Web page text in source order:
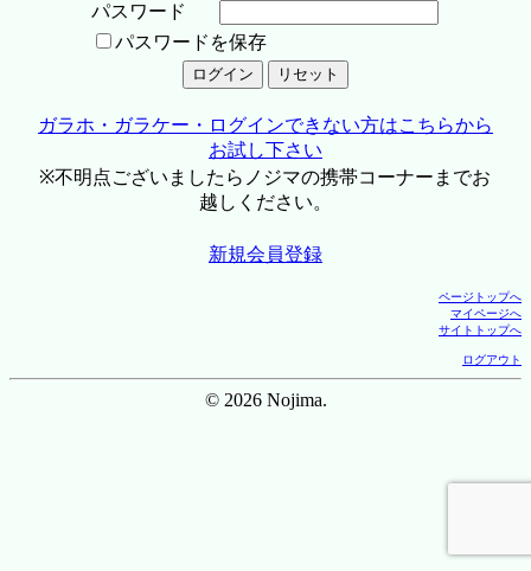
パスワード
パスワードを保存
ガラホ・ガラケー・ログインできない方はこちらから
お試し下さい
※不明点ございましたらノジマの携帯コーナーまでお
越しください。
新規会員登録
ページトップへ
マイページへ
サイトトップへ
ログアウト
© 2026 Nojima.